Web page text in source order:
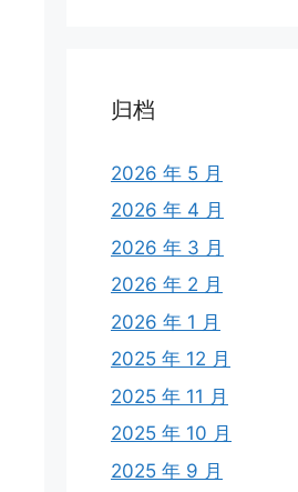
归档
2026 年 5 月
2026 年 4 月
2026 年 3 月
2026 年 2 月
2026 年 1 月
2025 年 12 月
2025 年 11 月
2025 年 10 月
2025 年 9 月